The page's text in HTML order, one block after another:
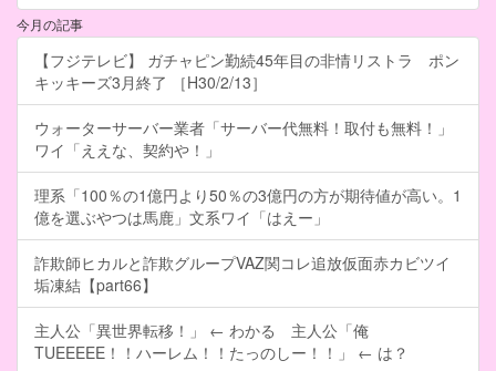
今月の記事
【フジテレビ】 ガチャピン勤続45年目の非情リストラ ポン
キッキーズ3月終了 ［H30/2/13］
ウォーターサーバー業者「サーバー代無料！取付も無料！」
ワイ「ええな、契約や！」
理系「100％の1億円より50％の3億円の方が期待値が高い。1
億を選ぶやつは馬鹿」文系ワイ「はえー」
詐欺師ヒカルと詐欺グループVAZ関コレ追放仮面赤カビツイ
垢凍結【part66】
主人公「異世界転移！」 ← わかる 主人公「俺
TUEEEEE！！ハーレム！！たっのしー！！」 ← は？